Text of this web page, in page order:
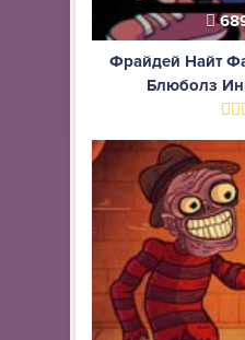
Фрайдей Найт
Блюболз